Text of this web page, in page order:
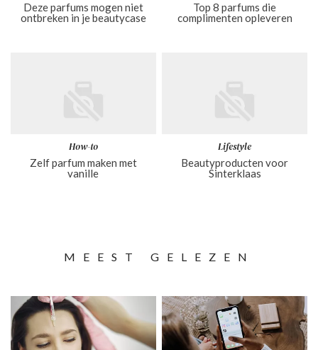
Deze parfums mogen niet
ontbreken in je beautycase
Top 8 parfums die
complimenten opleveren
How-to
Zelf parfum maken met
vanille
Lifestyle
Beautyproducten voor
Sinterklaas
MEEST GELEZEN